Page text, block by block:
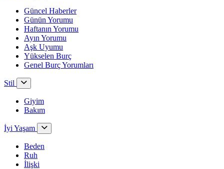
Güncel Haberler
Günün Yorumu
Haftanın Yorumu
Ayın Yorumu
Aşk Uyumu
Yükselen Burç
Genel Burç Yorumları
Stil
Giyim
Bakım
İyi Yaşam
Beden
Ruh
İlişki